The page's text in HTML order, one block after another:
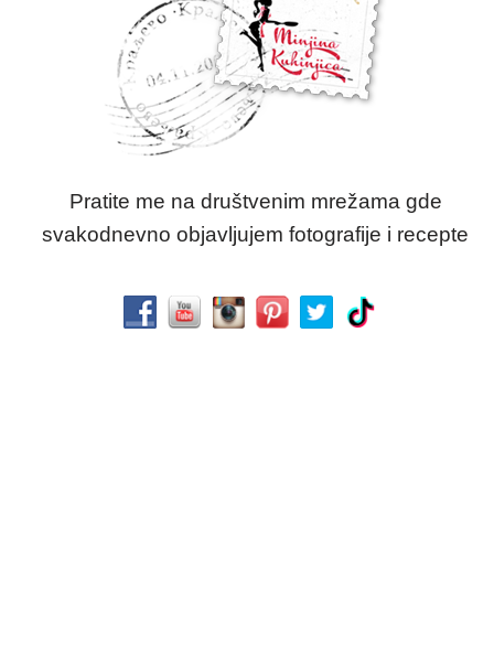
Pratite me na društvenim mrežama gde
svakodnevno objavljujem fotografije i recepte